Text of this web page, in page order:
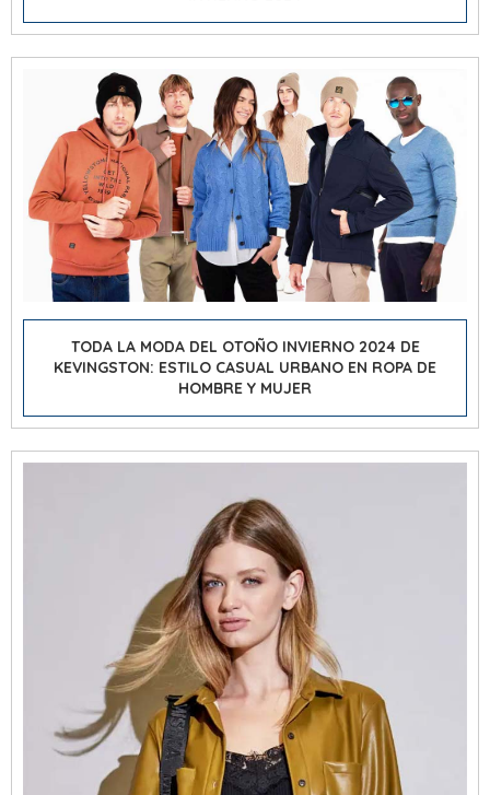
TODA LA MODA DEL OTOÑO INVIERNO 2024 DE
KEVINGSTON: ESTILO CASUAL URBANO EN ROPA DE
HOMBRE Y MUJER